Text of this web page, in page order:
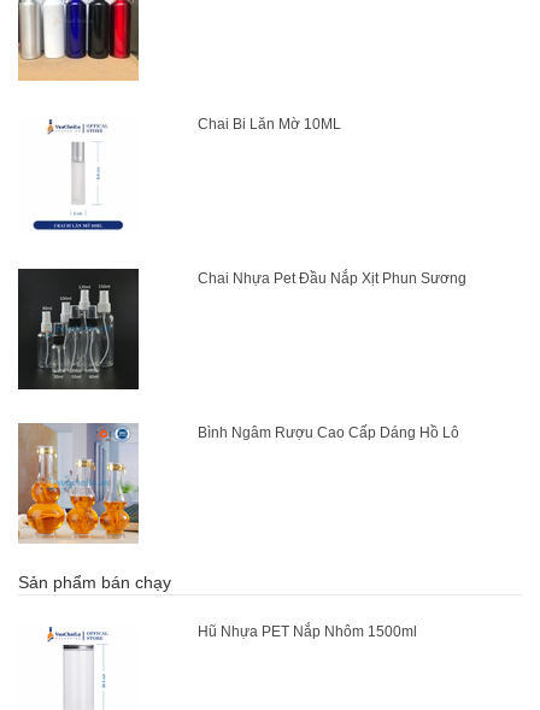
Chai Bi Lăn Mờ 10ML
Chai Nhựa Pet Đầu Nắp Xịt Phun Sương
Bình Ngâm Rượu Cao Cấp Dáng Hồ Lô
Sản phẩm bán chạy
Hũ Nhựa PET Nắp Nhôm 1500ml